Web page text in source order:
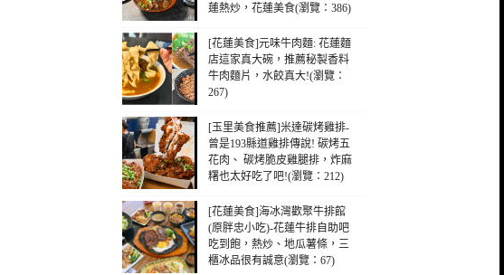
蓮熱炒，花蓮美食(瀏覽：386)
[花蓮美食]元味牛肉麵: 花蓮麵
店這家真大碗，推薦秘製香料
牛肉麵片，水餃真大!(瀏覽：
267)
[玉里美食推薦]米達碳烤雞排-
曾是193縣道雞排傳說! 碳烤五
花肉、 碳烤脆皮雞腿排，炸麻
糬也太好吃了吧!(瀏覽：212)
[花蓮美食]海冰灣歡聚牛排館
(原胖忠小吃)-花蓮牛排自助吧
吃到飽，熱炒、地瓜薯條，三
櫃冰品很有誠意(瀏覽：67)